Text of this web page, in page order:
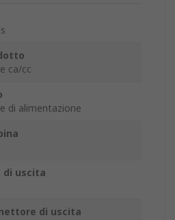
ca/cc
di alimentazione
di uscita
di uscita